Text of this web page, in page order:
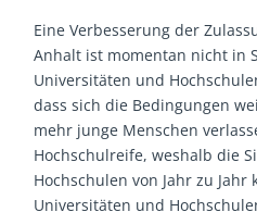
Eine Verbesserung der
Anhalt ist momentan nicht in
Universitäten und
dass sich die Bedingungen
mehr junge Menschen
Hochschulreife, weshalb die
Hochschulen von Jahr zu
Universitäten und